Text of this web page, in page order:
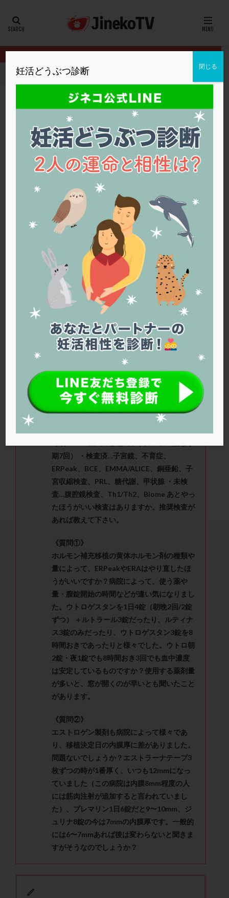
HOME クリニック別
着床の窓の検査をやり直すべき？
ファティリティクリニック東京
ERA検査,ホルモン補充周期 ,着床の窓,顕微授精
ファティリティクリニック東京
ピノさん（41歳） ■治療ステージ：顕微授
精 ■妊活歴：4年〜 ■AMH：0.68
期7回） ・検査済…子宮鏡、不育症、
ERPeak、BCE、EMMA/ALICE、銅亜鉛、子
宮収縮検査、PRL、糖代謝、甲状腺 ・未検
査…腹腔鏡検査、Th1/Th2、Biome あとやっ
たほうがいい検査はありますか。推奨検査が
あれば教えて下さい。
《質問①》
ホルモン補充移植の黄体ホルモン剤の種類や
量によって、ERPeakやERAはやり直したほ
うがいいですか？病院によって、使う薬や
量・膣錠開始の時間などが違い気になりまし
た。ウトロゲスタンを1日4錠（朝晩2回/2錠
ずつ） ＋ルトラール3錠だったり、ルティナ
ス3錠のみだったり、ウトロゲスタン3錠を8
時間おきであったりと様々でした。ウトロ朝
2錠・夜1錠でも8時間おき3回でも血中濃度
は安定しているものですか？使用する薬剤量
が多いと、窓が開くのが早いとも聞いたこと
があります。
《質問②》
エストロゲン製剤も病院によって様々であ
り、移植決定日の内膜厚に差がありました。
問題ないでしょうか？エストラーナテープ3
枚ずつの時が1番厚く、いつも12mmになっ
ていました（この病院は内膜8mm程度の人
には筋肉注射が追加すると言われていまし
た）、プレマリン1日6錠だと9〜10mm、ジ
ュリナ8錠の今は7mmの内膜厚です。一般的
には6〜7mmあれば後は変わらないと聞きま
すがそうなのでしょうか？
妊活どうぶつ診断 閉じる
2個移植
3個移植 40代 AID
AMH
ART BMI CD138 DC胚
DFI
DHEA
E2 EMMA
EndomeTRIO検査
ERA
ERA検査 ERPeak FSH
FST
FTカテーテル
hCG IMSI
L-カルニチン
LH
LUF MD-TESE MRワクチン
MTHFR
NIPT
NK活性 NK細胞
PCOS PCOS，妊活クイズ
PCPS
PFC-FD療法
PGT-A PICSI
PPOS法
SEET法 SLE
TESE
Th検査
TORIO検査 TRIO検査
アシストハッチング
アスピリン
アンタゴニスト法
アンチエイジング
インスリン抵抗性
イントラリピッド
ウトロゲスタン
エコー
エストラーナテープ
エストロゲン
オビドレル
おりもの
カウフマン療法
カウンセリング
ガニレスト
カバサール
カフェイン
カルシウムイオノファ
カンジタ
クリニック選び
グレード
クロミッド
クロミフェン
ゴナールエフ
コロナウイルス
コロナワクチン
サウナ サプリ
サプリメント
シート法
ショート法
シリンジ法
スクラッチ
ステップアップ
ステップダウン
ストレス
スプリット
ダイエット
タイミング法
タイムラプス
ダイレクト分割
タクロリムス
チョコレート嚢胞
チラーヂン
トリオ検査
トリソミー
ネフローゼ症候群
ビタミンC
ビタミンD
ビブラマイシン
フェマーラ
フォリスチム
ブセレリン点鼻薬
ブライダルチェック
フラグメント
プラセンタ
プラノバール
プラバノール
ふりかけ法
プレコンセプション
プレドニン
プレマリン
プログラフ
プロゲステロン
プロテイン
プロバイオティクス
プロラクチン
ホルモン値
ホルモン投与
ホルモン注射
ホルモン補充周期
ホルモン補充法
ホルモン補充療法
マイクロポリープ
マルチビタミン
ミトコンドリア
メンタル
モザイク杯
リュープリン
レコベル
レトロゾール
レルミナ
ロバートソン
ロング法
一般不妊治療
下垂体不全
不妊 不妊検査
不妊治療
不妊治療後の過ごし方
不妊症
不妊鍼灸
不正出血 不眠
不育症
両側卵管切除術 両卵管閉塞
中絶
中隔子宮
主治医変更 乏精子症
乳がん
二人目不妊 二人目妊活
亜急性甲状腺炎
亜鉛 人工授精
低AMH
低温期